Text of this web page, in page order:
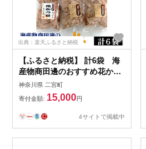
出典：楽天ふるさと納税
【ふるさと納税】 計6袋 海
産物商田邊のおすすめ花かつ
おセット ／ かつおぶし 鰹節
神奈川県 特産品 だし素材 削
り節 花かつお 本枯れ花かつ
お 真いわし かつおだし いわ
り 引き出す 和食 出汁 旨み 6
神奈川県 二宮町
寄付金額: 15,000円
4サイトで掲載中